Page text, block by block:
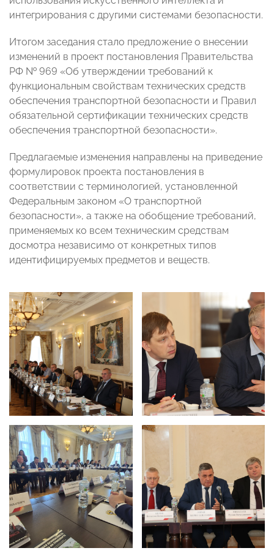
интегрирования с другими системами безопасности.
Итогом заседания стало предложение о внесении
изменений в проект постановления Правительства
РФ № 969 «Об утверждении требований к
функциональным свойствам технических средств
обеспечения транспортной безопасности и Правил
обязательной сертификации технических средств
обеспечения транспортной безопасности».
Предлагаемые изменения направлены на приведение
формулировок проекта постановления в
соответствии с терминологией, установленной
Федеральным законом «О транспортной
безопасности», а также на обобщение требований,
применяемых ко всем техническим средствам
досмотра независимо от конкретных типов
идентифицируемых предметов и веществ.